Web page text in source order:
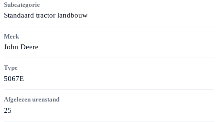
Subcategorie
Standaard tractor landbouw
Merk
John Deere
Type
5067E
Afgelezen urenstand
25